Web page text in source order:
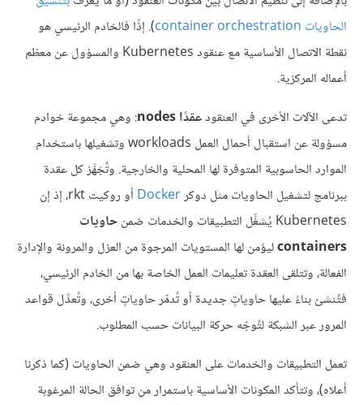
الحاويات container orchestration
). إذًا فالخادم الرئيسي هو
نقطة الاتصال الأساسية مع عنقود Kubernetes والمسؤول عن معظم
أعماله المركزية.
تدعى الآلات الأخرى في العنقودعقدًا nodes
: وهي مجموعة خوادم
مسؤولة عن استقبال أحمال العمل workloads وتشغيلها باستخدام
الموارد الحاسوبية المتوفرة لها المحلية والخارجية. وتُجَهَّز كل عقدة
ببرنامج لتشغيل الحاويات مثل دوكرDocker
أو روكيت rkt، إذ إن
Kubernetes يُشغِّل التطبيقات والخدمات ضمن
حاويات
containersليؤمن لها المستويات المرجوة من العزل والمرونة والإدارة
الفعالة، وتتلقى العقدة تعليمات العمل الخاصة بها من الخادم الرئيسي،
فتُنشئ بناءً عليها حاوياتٍ جديدة أو تُدمِّر حاوياتٍ أخرى، وتُعدِّل قواعد
المرور عبر الشبكة لتُوجّه حركة البيانات حسب المطلوب.
تعمل التطبيقات والخدمات على العنقود وهي ضمن الحاويات (كما ذكرنا
أعلاه)، وتتأكد المكونات الأساسية باستمرار من توافق الحالة المرغوبة